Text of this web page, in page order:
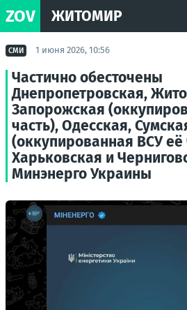
ZOV ЖИТОМИР
СМИ 1 июня 2026, 10:56
Частично обесточены
Днепропетровская,
Запорожская
часть), Одесская,
(оккупированная ВСУ её
Харьковская и
Минэнерго Украины